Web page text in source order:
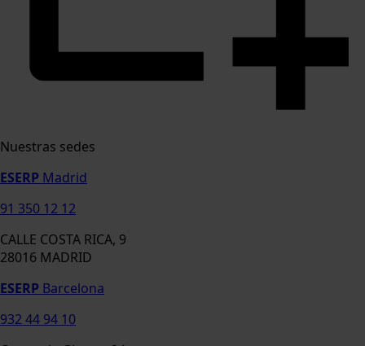
Nuestras sedes
ESERP Madrid
91 350 12 12
CALLE COSTA RICA, 9
28016 MADRID
ESERP Barcelona
932 44 94 10